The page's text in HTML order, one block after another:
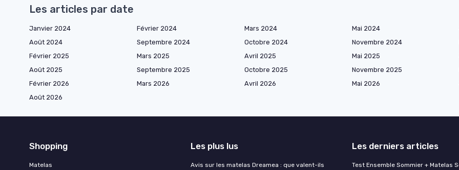
Les articles par date
Janvier 2024 Février 2024 Mars 2024 Mai 2024
Août 2024
Septembre 2024 Octobre 2024 Novembre 2024
Février 2025
Mars 2025 Avril 2025 Mai 2025
Août 2025
Septembre 2025 Octobre 2025 Novembre 2025
Février 2026
Mars 2026 Avril 2026 Mai 2026
Août 2026
Shopping
Matelas
Les plus lus
Avis sur les matelas Dreamea : que valent-ils
Les derniers articles
Test Ensemble Sommier + Matelas